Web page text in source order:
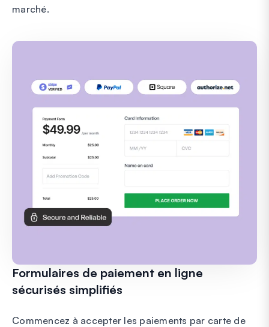
marché.
Formulaires de paiement en ligne
sécurisés simplifiés
Commencez à accepter les paiements par carte de